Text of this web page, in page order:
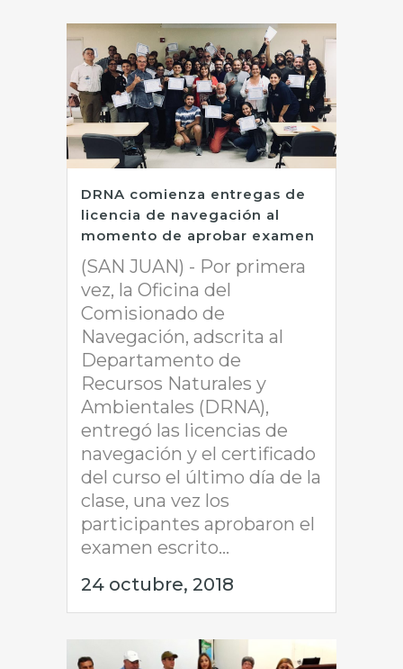
DRNA comienza entregas de
licencia de navegación al
momento de aprobar examen
(SAN JUAN) - Por primera
vez, la Oficina del
Comisionado de
Navegación, adscrita al
Departamento de
Recursos Naturales y
Ambientales (DRNA),
entregó las licencias de
navegación y el certificado
del curso el último día de la
clase, una vez los
participantes aprobaron el
examen escrito...
24 octubre, 2018